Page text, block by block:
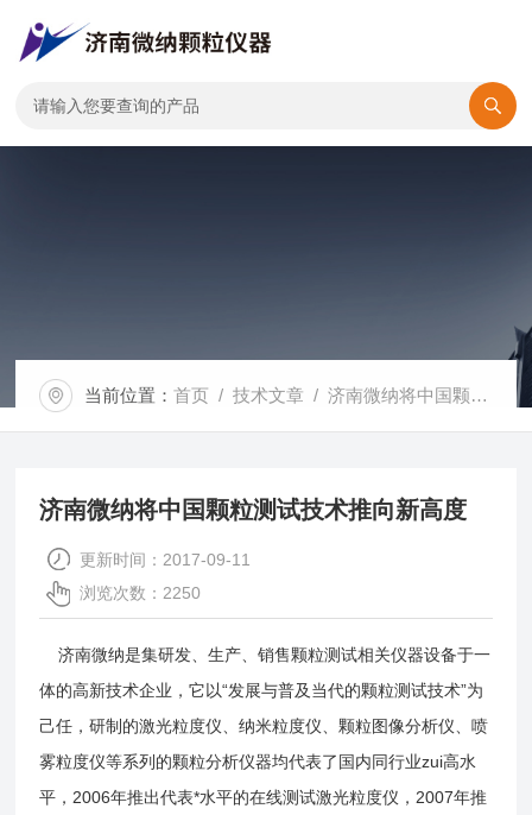
当前位置：首页 /技术文章 / 济南微纳将中国颗粒测试技术推向新高度
济南微纳将中国颗粒测试技术推向新高度
更新时间：2017-09-11
浏览次数：2250
济南微纳是集研发、生产、销售颗粒测试相关仪器设备于一
体的高新技术企业，它以“发展与普及当代的颗粒测试技术”为
己任，研制的激光粒度仪、纳米粒度仪、颗粒图像分析仪、喷
雾粒度仪等系列的颗粒分析仪器均代表了国内同行业zui高水
平，2006年推出代表*水平的在线测试激光粒度仪，2007年推